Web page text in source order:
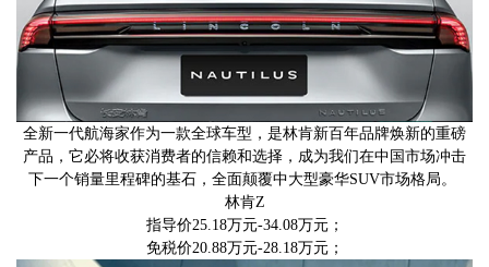
全新一代航海家作为一款全球车型，是林肯新百年品牌焕新的重磅
产品，它必将收获消费者的信赖和选择，成为我们在中国市场冲击
下一个销量里程碑的基石，全面颠覆中大型豪华SUV市场格局。
林肯Z
指导价25.18万元-34.08万元；
免税价20.88万元-28.18万元；